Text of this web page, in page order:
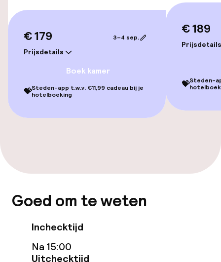
Overal rolstoeltoegankelijk
Voor toegankelijkheid
geoptimaliseerde kamers beschikbaar
geoptimaliseerde kamers beschikbaar
Zwemmen & wellness
Fitnessruimte / gym
€ 179
Prijsdetails
3–4 sep.
Boek kamer
💝Steden-app t.w.v. €11,99 cadeau bij je
hotelboeking
€ 189
Prijsdetails
💝Steden-
Goed om te weten
Inchecktijd
Na 15:00
Uitchecktijd